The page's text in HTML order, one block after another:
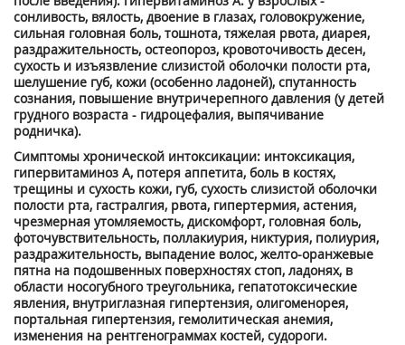
сонливость, вялость, двоение в глазах, головокружение,
сильная головная боль, тошнота, тяжелая рвота, диарея,
раздражительность, остеопороз, кровоточивость десен,
сухость и изъязвление слизистой оболочки полости рта,
шелушение губ, кожи (особенно ладоней), спутанность
сознания, повышение внутричерепного давления (у детей
грудного возраста - гидроцефалия, выпячивание
родничка).
Симптомы хронической интоксикации: интоксикация,
гипервитаминоз А, потеря аппетита, боль в костях,
трещины и сухость кожи, губ, сухость слизистой оболочки
полости рта, гастралгия, рвота, гипертермия, астения,
чрезмерная утомляемость, дискомфорт, головная боль,
фоточувствительность, поллакиурия, никтурия, полиурия,
раздражительность, выпадение волос, желто-оранжевые
пятна на подошвенных поверхностях стоп, ладонях, в
области носогубного треугольника, гепатотоксические
явления, внутриглазная гипертензия, олигоменорея,
портальная гипертензия, гемолитическая анемия,
изменения на рентгенограммах костей, судороги.